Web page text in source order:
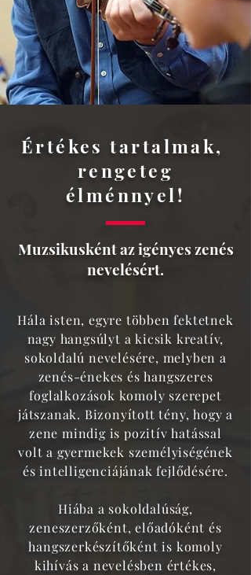
Értékes tartalmak,
rengeteg
élménnyel!
Muzsikusként az igényes zenés
nevelésért.
Hála isten, egyre többen fektetnek
nagy hangsúlyt a kicsik kreatív,
sokoldalú nevelésére, melyben a
zenés-énekes és hangszeres
foglalkozások komoly szerepet
játszanak. Bizonyított tény, hogy a
zene mindig is pozitív hatással
volt a gyermekek személyiségének
és intelligenciájának fejlődésére.
Hiába a sokoldalúság,
zeneszerzőként, előadóként és
hangszerkészítőként is komoly
kihívás a nevelésben értékes,